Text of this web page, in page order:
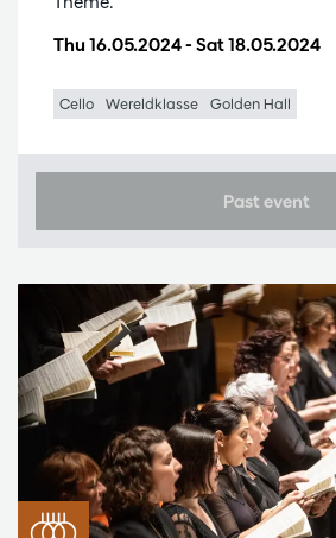
Thu 16.05.2024- Sat 18.05.2024
Cello Wereldklasse Golden Hall
Past event